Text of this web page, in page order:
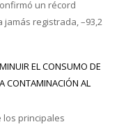
un récord
registrada, –93,2
EL CONSUMO DE
CONTAMINACIÓN AL
los principales